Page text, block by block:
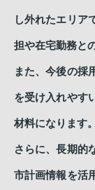
し外れたエリア
担や在宅勤務と
また、今後の採
を受け入れやす
材料になります。
さらに、長期的
市計画情報を活